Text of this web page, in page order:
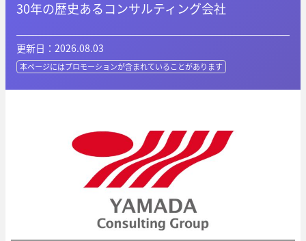
30年の歴史あるコンサルティング会社
更新日：2026.08.03
本ページにはプロモーションが含まれていることがあります